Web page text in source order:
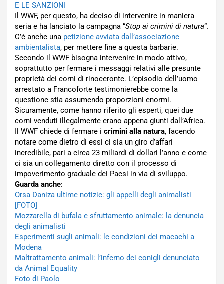
E LE SANZIONI
Il WWF, per questo, ha deciso di intervenire in maniera
seria e ha lanciato la campagna “Stop ai crimini di natura”.
C’è anche una petizione avviata dall’associazione
ambientalista, per mettere fine a questa barbarie.
Secondo il WWF bisogna intervenire in modo attivo,
soprattutto per fermare i messaggi relativi alle presunte
proprietà dei corni di rinoceronte. L’episodio dell’uomo
arrestato a Francoforte testimonierebbe come la
questione stia assumendo proporzioni enormi.
Sicuramente, come hanno riferito gli esperti, quei due
corni venduti illegalmente erano appena giunti dall’Africa.
Il WWF chiede di fermare i crimini alla natura, facendo
notare come dietro di essi ci sia un giro d’affari
incredibile, pari a circa 23 miliardi di dollari l’anno e come
ci sia un collegamento diretto con il processo di
impoverimento graduale dei Paesi in via di sviluppo.
Guarda anche:
Orsa Daniza ultime notizie: gli appelli degli animalisti
[FOTO]
Mozzarella di bufala e sfruttamento animale: la denuncia
degli animalisti
Esperimenti sugli animali: le condizioni dei macachi a
Modena
Maltrattamento animali: l’inferno dei conigli denunciato
da Animal Equality
Foto di Paolo